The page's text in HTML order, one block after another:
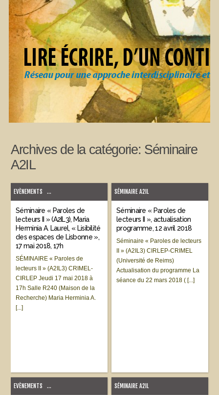
Archives de la catégorie: Séminaire
A2IL
EVÈNEMENTS ...
Séminaire « Paroles de
lecteurs II » (A2IL3), Maria
Herminia A. Laurel, « Lisibilité
des espaces de Lisbonne »,
17 mai 2018, 17h
SÉMINAIRE « Paroles de
lecteurs II » (A2IL3) CRIMEL-
CIRLEP Jeudi 17 mai 2018 à
17h Salle R240 (Maison de la
Recherche) Maria Herminia A.
[...]
SÉMINAIRE A2IL
Séminaire « Paroles de
lecteurs II », actualisation
programme, 12 avril 2018
Séminaire « Paroles de lecteurs
II » (A2IL3) CIRLEP-CRIMEL
(Université de Reims)
Actualisation du programme La
séance du 22 mars 2018 ( [...]
EVÈNEMENTS ... SÉMINAIRE A2IL